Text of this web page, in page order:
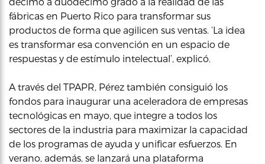
fábricas en Puerto Rico para transformar sus
productos de forma que agilicen sus ventas. ‘La idea
es transformar esa convención en un espacio de
respuestas y de estímulo intelectual’, explicó.
A través del TPAPR, Pérez también consiguió los
fondos para inaugurar una aceleradora de empresas
tecnológicas en mayo, que integre a todos los
sectores de la industria para maximizar la capacidad
de los programas de ayuda y unificar esfuerzos. En
verano, además, se lanzará una plataforma